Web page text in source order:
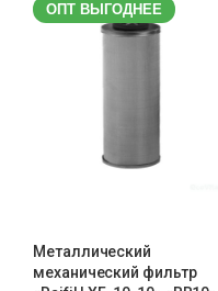
ОПТ ВЫГОДНЕЕ
Металлический
механический фильтр